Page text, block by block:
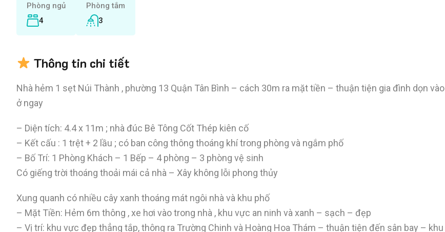
Phòng ngủ
4
Phòng tắm
3
Thông tin chi tiết
Nhà hẻm 1 sẹt Núi Thành , phường 13 Quận Tân Bình – cách 30m ra mặt tiền – thuận tiện gia đình dọn vào
ở ngay
– Diện tích: 4.4 x 11m ; nhà đúc Bê Tông Cốt Thép kiên cố
– Kết cấu : 1 trệt + 2 lầu ; có ban công thông thoáng khí trong phòng và ngắm phố
– Bố Trí: 1 Phòng Khách – 1 Bếp – 4 phòng – 3 phòng vệ sinh
Có giếng trời thoáng thoải mái cả nhà – Xây không lỗi phong thủy
Xung quanh có nhiều cây xanh thoáng mát ngôi nhà và khu phố
– Mặt Tiền: Hẻm 6m thông , xe hơi vào trong nhà , khu vực an ninh và xanh – sạch – đẹp
– Vị trí: khu vực đẹp thẳng tắp, thông ra Trường Chinh và Hoàng Hoa Thám – thuận tiện đến sân bay – khu